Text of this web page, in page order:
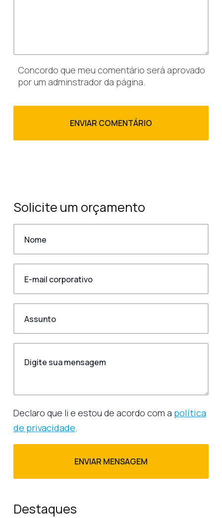
Concordo que meu comentário será aprovado
por um adminstrador da página.
Solicite um orçamento
Declaro que li e estou de acordo com a política
de privacidade.
Destaques